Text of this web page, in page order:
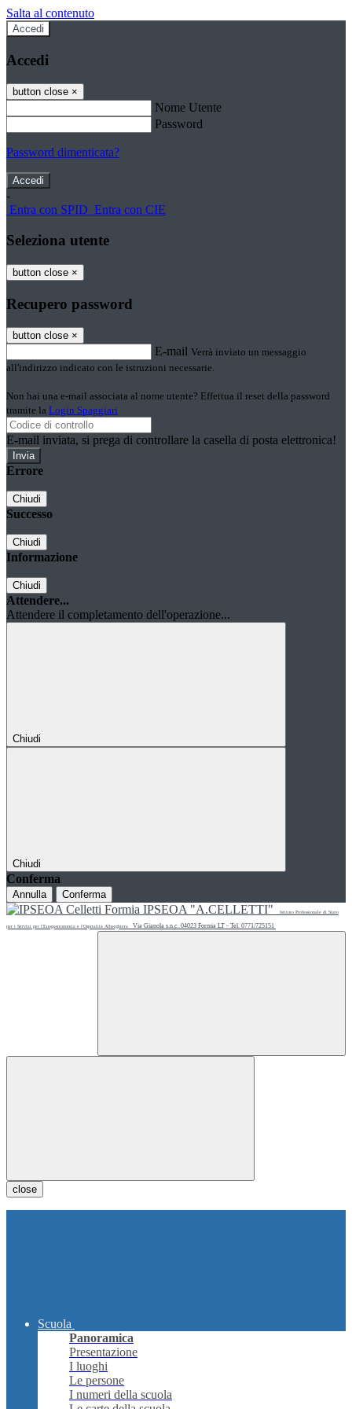
Salta al contenuto
Accedi
Accedi
button close ×
Nome Utente
Password
Password dimenticata?
-
Entra con SPID Entra con CIE
Seleziona utente
button close ×
Recupero password
button close ×
E-mail Verrà inviato un messaggio
all'indirizzo indicato con le istruzioni necessarie.
Non hai una e-mail associata al nome utente? Effettua il reset della password
tramite la Login Spaggiari
E-mail inviata, si prega di controllare la casella di posta elettronica!
Errore
Chiudi
Successo
Chiudi
Informazione
Chiudi
Attendere...
Attendere il completamento dell'operazione...
Chiudi
Chiudi
Conferma
Annulla Conferma
IPSEOA "A.CELLETTI" Istituto Professionale di Stato
per i Servizi per l'Enogastronomia e l'Ospitalità Alberghiera Via Gianola s.n.c. 04023 Formia LT - Tel. 0771/725151
close
Scuola
Panoramica
Presentazione
I luoghi
Le persone
I numeri della scuola